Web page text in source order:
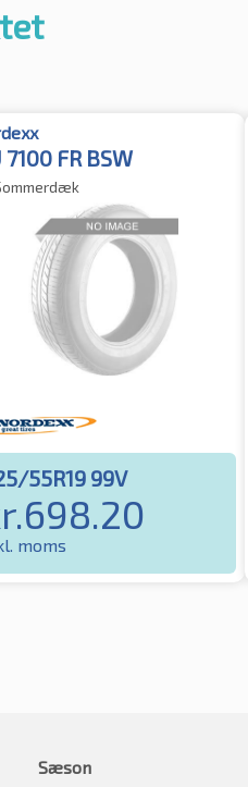
7100 FR BSW
55R19 99V
698.20
moms
Sæson